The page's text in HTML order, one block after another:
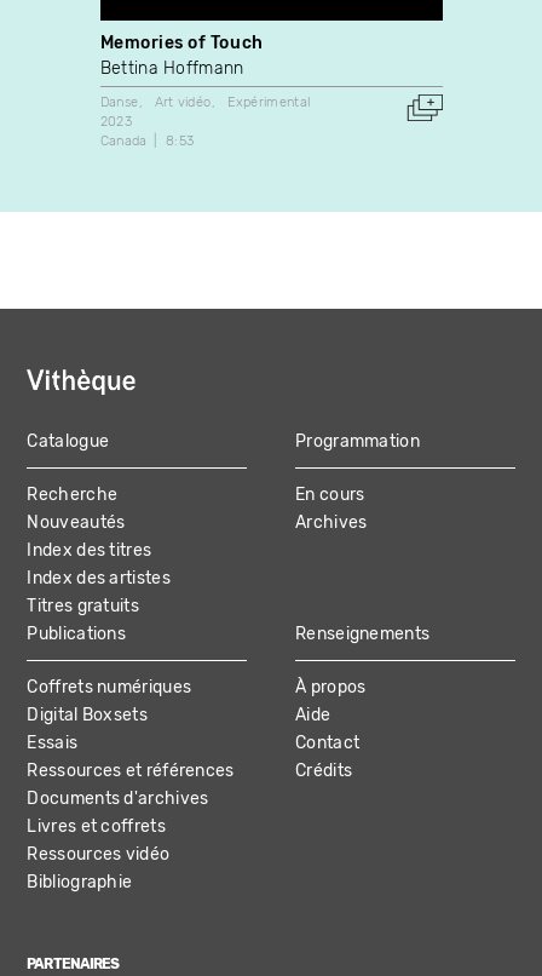
Memories of Touch
Bettina Hoffmann
Danse Art vidéo
Expérimental
2023
Canada
8:53
MAIN
NAVIGATION
Catalogue
Recherche
Nouveautés
Index des titres
Index des artistes
Titres gratuits
Programmation
En cours
Archives
Publications
Coffrets numériques
Digital Boxsets
Essais
Ressources et références
Documents d'archives
Livres et coffrets
Ressources vidéo
Bibliographie
Renseignements
À propos
Aide
Contact
Crédits
PARTENAIRES